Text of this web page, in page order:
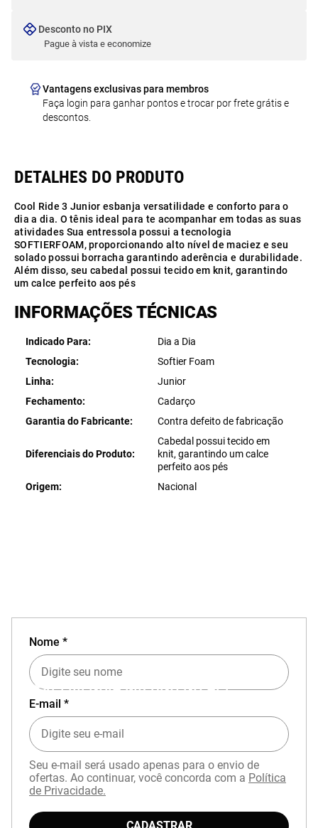
Desconto no PIX
Pague à vista e economize
Vantagens exclusivas para membros
Faça login para ganhar pontos e trocar por frete grátis e
descontos.
Cool Ride 3 Junior esbanja versatilidade e conforto para o
dia a dia. O tênis ideal para te acompanhar em todas as suas
atividades Sua entressola possui a tecnologia
SOFTIERFOAM, proporcionando alto nível de maciez e seu
solado possui borracha garantindo aderência e durabilidade.
Além disso, seu cabedal possui tecido em knit, garantindo
um calce perfeito aos pés
INFORMAÇÕES TÉCNICAS
Indicado Para
Dia a Dia
Tecnologia
Softier Foam
Linha
Junior
Fechamento
Cadarço
Garantia do Fabricante
Contra defeito de fabricação
Diferenciais do Produto
Cabedal possui tecido em
knit, garantindo um calce
perfeito aos pés
Origem
Nacional
EXPERIÊNCIA MIZUNO NO APP
Nome *
E-mail *
Seu e-mail será usado apenas para o envio de
ofertas. Ao continuar, você concorda com a Política
de Privacidade.